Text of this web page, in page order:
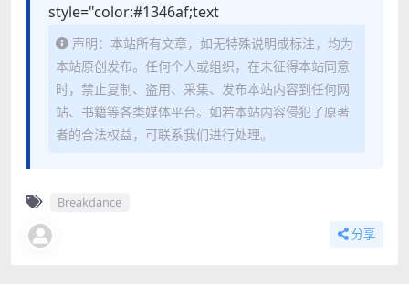
style="color:#1346af;text
声明：本站所有文章，如无特殊说明或标注，均为
本站原创发布。任何个人或组织，在未征得本站同意
时，禁止复制、盗用、采集、发布本站内容到任何网
站、书籍等各类媒体平台。如若本站内容侵犯了原著
者的合法权益，可联系我们进行处理。
Breakdance
分享